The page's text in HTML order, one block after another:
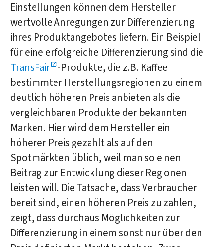
Einstellungen können dem Hersteller
wertvolle Anregungen zur Differenzierung
ihres Produktangebotes liefern. Ein Beispiel
für eine erfolgreiche Differenzierung sind die
TransFair -Produkte, die z.B. Kaffee
bestimmter Herstellungsregionen zu einem
deutlich höheren Preis anbieten als die
vergleichbaren Produkte der bekannten
Marken. Hier wird dem Hersteller ein
höherer Preis gezahlt als auf den
Spotmärkten üblich, weil man so einen
Beitrag zur Entwicklung dieser Regionen
leisten will. Die Tatsache, dass Verbraucher
bereit sind, einen höheren Preis zu zahlen,
zeigt, dass durchaus Möglichkeiten zur
Differenzierung in einem sonst nur über den